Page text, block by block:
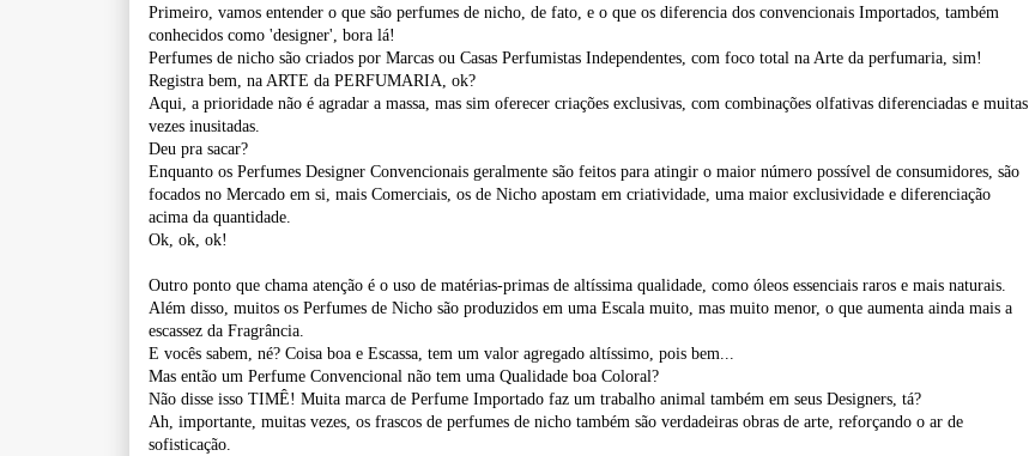
Primeiro, vamos entender o que são perfumes de nicho, de fato, e o que os diferencia dos convencionais Importados, também
conhecidos como 'designer', bora lá!
Perfumes de nicho são criados por Marcas ou Casas Perfumistas Independentes, com foco total na Arte da perfumaria, sim!
Registra bem, na ARTE da PERFUMARIA, ok?
Aqui, a prioridade não é agradar a massa, mas sim oferecer criações exclusivas, com combinações olfativas diferenciadas e muitas
vezes inusitadas.
Deu pra sacar?
Enquanto os Perfumes Designer Convencionais geralmente são feitos para atingir o maior número possível de consumidores, são
focados no Mercado em si, mais Comerciais, os de Nicho apostam em criatividade, uma maior exclusividade e diferenciação
acima da quantidade.
Ok, ok, ok!
Outro ponto que chama atenção é o uso de matérias-primas de altíssima qualidade, como óleos essenciais raros e mais naturais.
Além disso, muitos os Perfumes de Nicho são produzidos em uma Escala muito, mas muito menor, o que aumenta ainda mais a
escassez da Fragrância.
E vocês sabem, né? Coisa boa e Escassa, tem um valor agregado altíssimo, pois bem...
Mas então um Perfume Convencional não tem uma Qualidade boa Coloral?
Não disse isso TIMÊ! Muita marca de Perfume Importado faz um trabalho animal também em seus Designers, tá?
Ah, importante, muitas vezes, os frascos de perfumes de nicho também são verdadeiras obras de arte, reforçando o ar de
sofisticação.